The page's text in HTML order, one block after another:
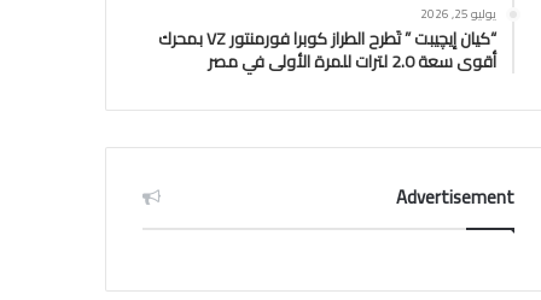
يوليو 25, 2026
“كيان إيچيبت ” تَطرح الطراز كوبرا فورمنتور VZ بمحرك
أقوى سعة 2.0 لترات للمرة الأولى في مصر
Advertisement